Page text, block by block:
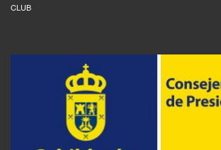
CLUB